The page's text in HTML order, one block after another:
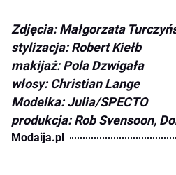
Zdjęcia: Małgorzata
stylizacja: Robert Kiełb
makijaż: Pola Dzwigała
włosy: Christian Lange
Modelka: Julia/SPECTO
produkcja: Rob Svensoon,
Modaija.pl